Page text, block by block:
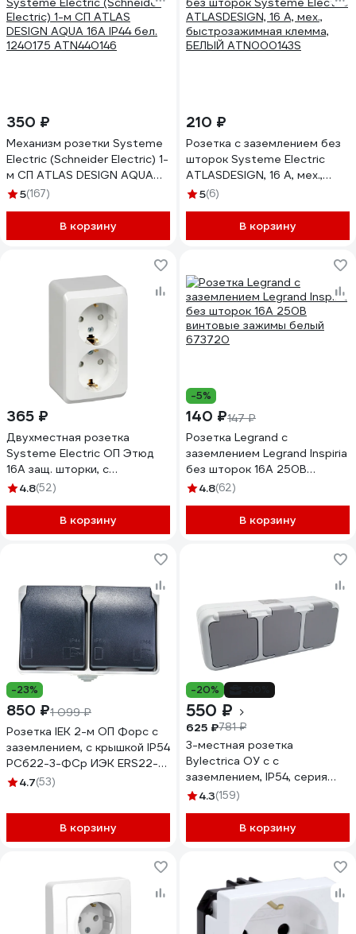
350 ₽
Механизм розетки Systeme
Electric (Schneider Electric) 1-
м СП ATLAS DESIGN AQUA
16А IP44 бел. 1240175
5(167)
В корзину
210 ₽
Розетка с заземлением без
шторок Systeme Electric
ATLASDESIGN, 16 А, мех.,
быстрозажимная клемма,
5(6)
В корзину
365 ₽
Двухместная розетка
Systeme Electric ОП Этюд
16А защ. шторки, с
заземлением, белая PA16-
4.8(52)
В корзину
-5%
140 ₽147 ₽
Розетка Legrand с
заземлением Legrand Inspiria
без шторок 16А 250В
винтовые зажимы белый
4.8(62)
В корзину
-23%
850 ₽1 099 ₽
Розетка IEK 2-м ОП Форс с
заземлением, с крышкой IP54
РСб22-3-ФСр ИЭК ERS22-
K03-16-54-DC
4.7(53)
В корзину
-20%
550 ₽
625 ₽781 ₽
3-местная розетка
Bylectrica ОУ с с
заземлением, IP54, серия
ПРАЛЕСКА АКВА, серый,
4.3(159)
В корзину